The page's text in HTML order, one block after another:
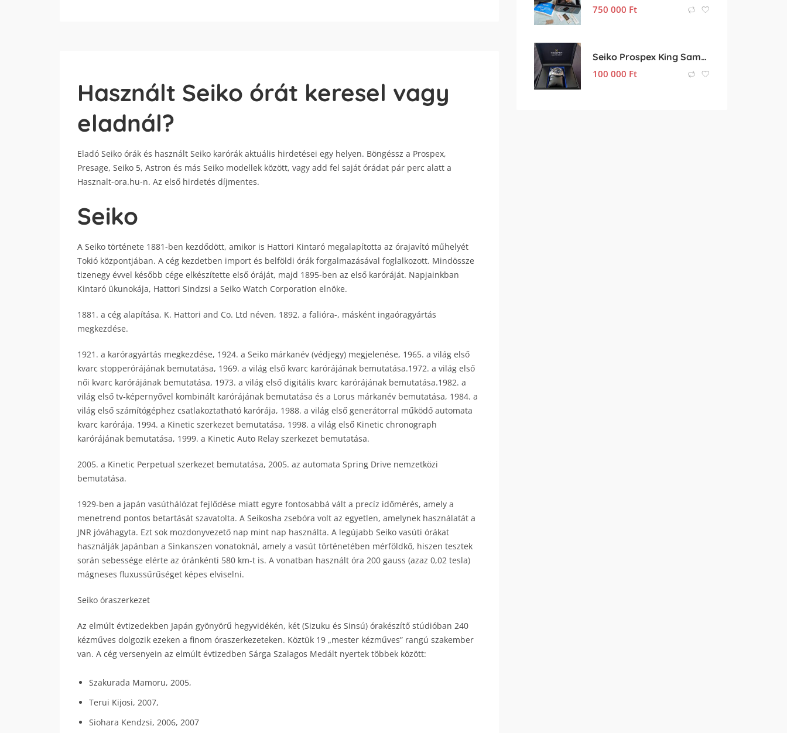
Használt Seiko órát keresel vagy
eladnál?
Eladó Seiko órák és használt Seiko karórák aktuális hirdetései egy helyen. Böngéssz a Prospex,
Presage, Seiko 5, Astron és más Seiko modellek között, vagy add fel saját órádat pár perc alatt a
Hasznalt-ora.hu-n. Az első hirdetés díjmentes.
Seiko
A Seiko története 1881-ben kezdődött, amikor is Hattori Kintaró megalapította az órajavító műhelyét
Tokió központjában. A cég kezdetben import és belföldi órák forgalmazásával foglalkozott. Mindössze
tizenegy évvel később cége elkészítette első óráját, majd 1895-ben az első karóráját. Napjainkban
Kintaró ükunokája, Hattori Sindzsi a Seiko Watch Corporation elnöke.
1881. a cég alapítása, K. Hattori and Co. Ltd néven, 1892. a falióra-, másként ingaóragyártás
megkezdése.
1921. a karóragyártás megkezdése, 1924. a Seiko márkanév (védjegy) megjelenése, 1965. a világ első
kvarc stopperórájának bemutatása, 1969. a világ első kvarc karórájának bemutatása.1972. a világ első
női kvarc karórájának bemutatása, 1973. a világ első digitális kvarc karórájának bemutatása.1982. a
világ első tv-képernyővel kombinált karórájának bemutatása és a Lorus márkanév bemutatása, 1984. a
világ első számítógéphez csatlakoztatható karórája, 1988. a világ első generátorral működő automata
kvarc karórája. 1994. a Kinetic szerkezet bemutatása, 1998. a világ első Kinetic chronograph
karórájának bemutatása, 1999. a Kinetic Auto Relay szerkezet bemutatása.
2005. a Kinetic Perpetual szerkezet bemutatása, 2005. az automata Spring Drive nemzetközi
bemutatása.
1929-ben a japán vasúthálózat fejlődése miatt egyre fontosabbá vált a precíz időmérés, amely a
menetrend pontos betartását szavatolta. A Seikosha zsebóra volt az egyetlen, amelynek használatát a
JNR jóváhagyta. Ezt sok mozdonyvezető nap mint nap használta. A legújabb Seiko vasúti órákat
használják Japánban a Sinkanszen vonatoknál, amely a vasút történetében mérföldkő, hiszen tesztek
során sebessége elérte az óránkénti 580 km-t is. A vonatban használt óra 200 gauss (azaz 0,02 tesla)
mágneses fluxussűrűséget képes elviselni.
Seiko óraszerkezet
Az elmúlt évtizedekben Japán gyönyörű hegyvidékén, két (Sizuku és Sinsú) órakészítő stúdióban 240
kézműves dolgozik ezeken a finom óraszerkezeteken. Köztük 19 „mester kézműves” rangú szakember
van. A cég versenyein az elmúlt évtizedben Sárga Szalagos Medált nyertek többek között:
Szakurada Mamoru, 2005,
Terui Kijosi, 2007,
Siohara Kendzsi, 2006, 2007
750 000 Ft
Seiko Prospex King Samurai Save The Ocean Dark “Manta Ray” Special Edition SRPF79K1
100 000 Ft